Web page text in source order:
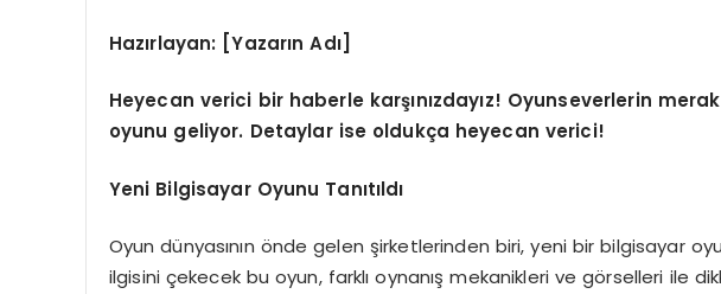
Hazırlayan: [Yazarın Adı]
Heyecan verici bir haberle karşınızdayız! Oyunseverlerin
oyunu geliyor. Detaylar ise oldukça heyecan verici!
Yeni Bilgisayar Oyunu Tanıtıldı
Oyun dünyasının önde gelen şirketlerinden biri, yeni bir bilgisayar
ilgisini çekecek bu oyun, farklı oynanış mekanikleri ve görselleri ile